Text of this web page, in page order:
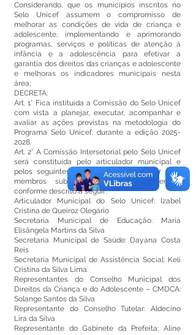
Considerando, que os municípios inscritos no
Selo Unicef assumem o compromisso de
melhorar as condições de vida de criança e
adolescente, implementando e aprimorando
programas, serviços e políticas de atenção à
infância e a adolescência para efetivar a
garantia dos direitos das crianças e adolescente
e melhoras os indicadores municipais nesta
área;
DECRETA:
Art. 1° Fica instituída a Comissão do Selo Unicef
com vista a planejar, executar, acompanhar e
avaliar as ações previstas na metodologia do
Programa Selo Unicef, durante a edição 2025-
2028.
Art. 2° A Comissão Intersetorial pelo Selo Unicef
será constituída pelo articulador municipal e
pelos seguintes órgãos, que poderão ter seus
membros substituídos a qualquer tempo,
conforme descrito a seguir:
Articulador Municipal do Selo Unicef: Izabel
Cristina de Queiroz Olegário
Secretaria Municipal de Educação: Maria
Elisângela Martins da Silva
Secretaria Municipal de Saúde: Dayana Costa
Reis
Secretaria Municipal de Assistência Social: Keli
Cristina da Silva Lima.
Representantes do Conselho Municipal dos
Direitos da Criança e do Adolescente – CMDCA:
Solange Santos da Silva
Representante do Conselho Tutelar: Aldecino
Lira da Silva
Representante do Gabinete da Prefeita: Aline